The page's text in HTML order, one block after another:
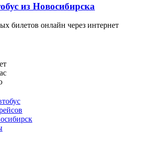
из Новосибирска
билетов онлайн через интернет